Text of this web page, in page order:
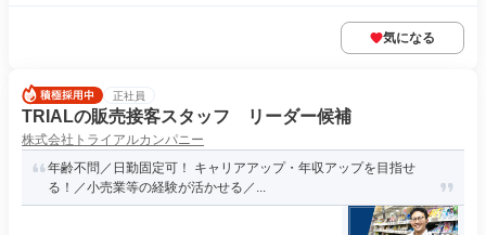
気になる
正社員
TRIALの販売接客スタッフ リーダー候補
株式会社トライアルカンパニー
年齢不問／日勤固定可！ キャリアアップ・年収アップを目指せ
る！／小売業等の経験が活かせる／...